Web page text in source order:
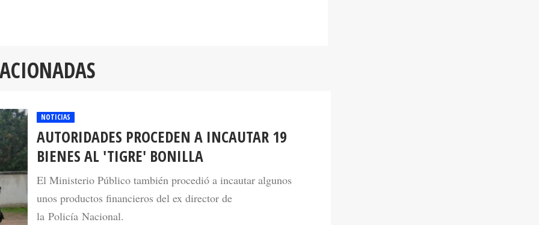
NOTICIAS
AUTORIDADES PROCEDEN A INCAUTAR 19
BIENES AL 'TIGRE' BONILLA
El Ministerio Público también procedió a incautar algunos
unos productos financieros del ex director de
la Policía Nacional.